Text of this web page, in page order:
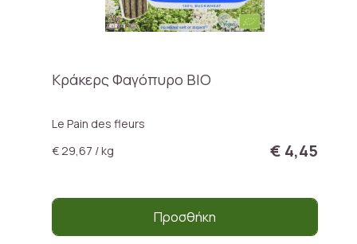
Κράκερς Φαγόπυρο ΒΙΟ
Le Pain des fleurs
€ 29,67 / kg
€ 4,45
Προσθήκη